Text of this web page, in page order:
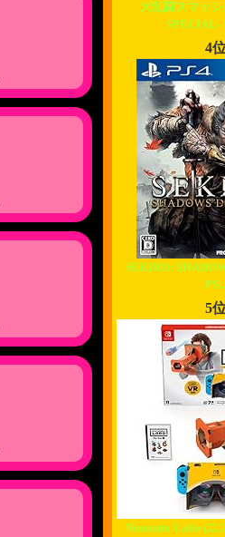
大乱闘スマッ
SPECIAL -
4
SEKIRO:
5
Nintendo Labo (ニ